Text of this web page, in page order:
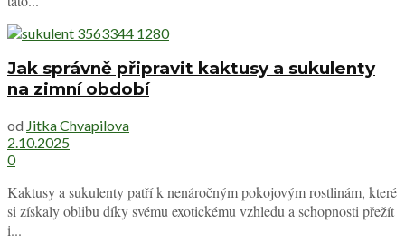
Jak správně připravit kaktusy a sukulenty
na zimní období
od Jitka Chvapilova
2.10.2025
0
Kaktusy a sukulenty patří k nenáročným pokojovým rostlinám, které
si získaly oblibu díky svému exotickému vzhledu a schopnosti přežít
i...